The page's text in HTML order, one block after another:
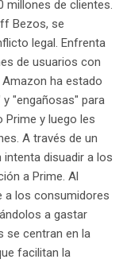
millones de clientes.
Bezos, se
legal. Enfrenta
de usuarios con
Amazon ha estado
"engañosas" para
y luego les
A través de un
disuadir a los
a Prime. Al
a los consumidores
a gastar
se centran en la
facilitan la